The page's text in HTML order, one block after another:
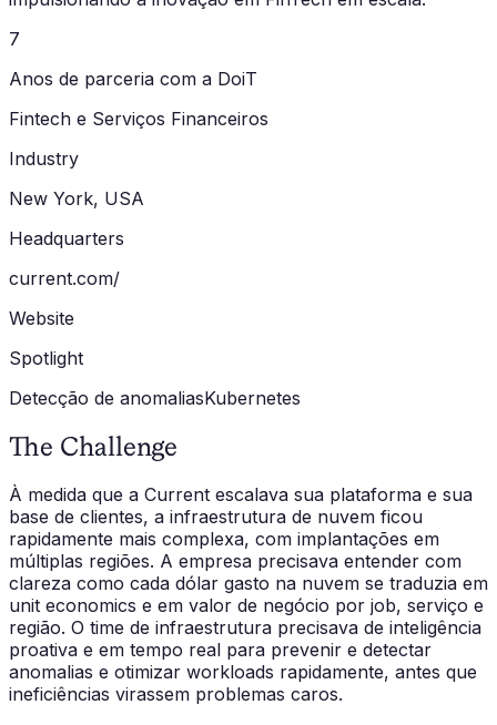
7
Anos de parceria com a DoiT
Fintech e Serviços Financeiros
Industry
New York, USA
Headquarters
current.com/
Website
Spotlight
Detecção de anomaliasKubernetes
The Challenge
À medida que a Current escalava sua plataforma e sua
base de clientes, a infraestrutura de nuvem ficou
rapidamente mais complexa, com implantações em
múltiplas regiões. A empresa precisava entender com
clareza como cada dólar gasto na nuvem se traduzia em
unit economics e em valor de negócio por job, serviço e
região. O time de infraestrutura precisava de inteligência
proativa e em tempo real para prevenir e detectar
anomalias e otimizar workloads rapidamente, antes que
ineficiências virassem problemas caros.